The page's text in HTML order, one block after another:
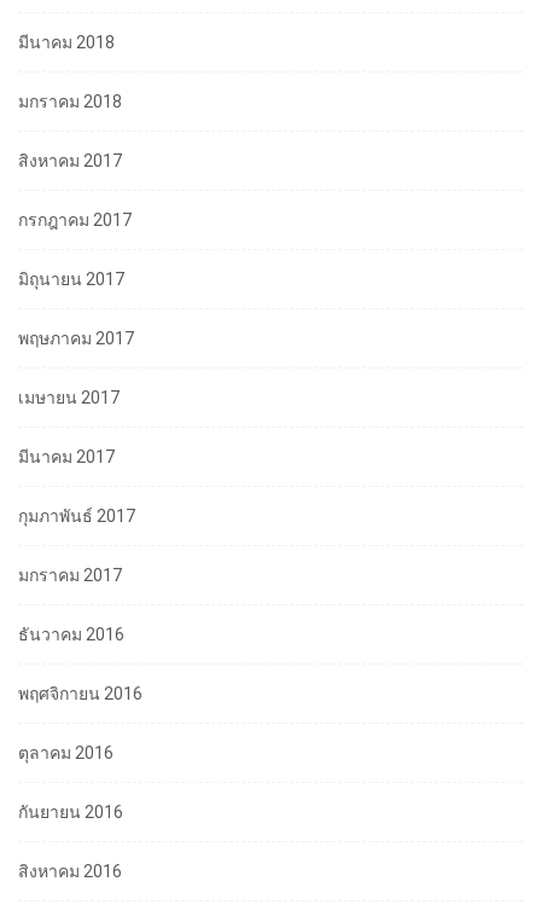
มีนาคม 2018
มกราคม 2018
สิงหาคม 2017
กรกฎาคม 2017
มิถุนายน 2017
พฤษภาคม 2017
เมษายน 2017
มีนาคม 2017
กุมภาพันธ์ 2017
มกราคม 2017
ธันวาคม 2016
พฤศจิกายน 2016
ตุลาคม 2016
กันยายน 2016
สิงหาคม 2016